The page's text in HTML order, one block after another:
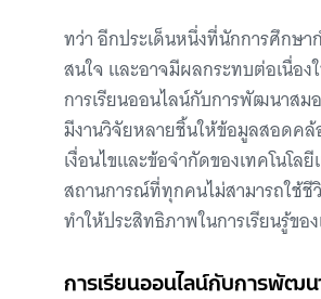
ทว่า อีกประเด็นหนึ่งที่นักการศึกษา
สนใจ และอาจมีผลกระทบต่อเนื่อ
การเรียนออนไลน์กับการพัฒนาสม
มีงานวิจัยหลายชิ้นให้ข้อมูลสอดคล้
เงื่อนไขและข้อจำกัดของเทคโนโลยี
สถานการณ์ที่ทุกคนไม่สามารถใช้
ทำให้ประสิทธิภาพในการเรียนรู้ขอ
การเรียนออนไลน์กับการพัฒ